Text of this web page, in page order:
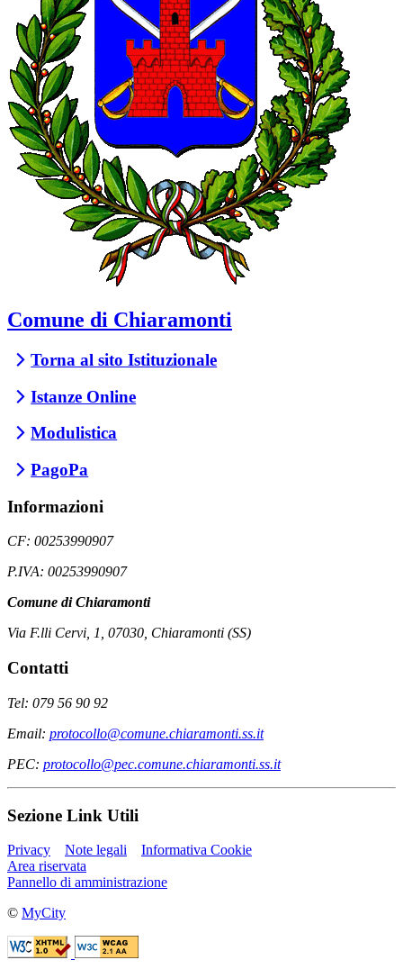
Comune di Chiaramonti
Torna al sito Istituzionale
Istanze Online
Modulistica
PagoPa
Informazioni
CF: 00253990907
P.IVA: 00253990907
Comune di Chiaramonti
Via F.lli Cervi, 1, 07030, Chiaramonti (SS)
Contatti
Tel: 079 56 90 92
Email: protocollo@comune.chiaramonti.ss.it
PEC: protocollo@pec.comune.chiaramonti.ss.it
Sezione Link Utili
Privacy Note legali
Informativa Cookie
Area riservata
Pannello di amministrazione
© MyCity